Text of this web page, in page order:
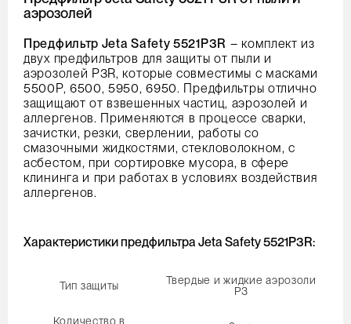
аэрозолей
Предфильтр Jeta Safety 5521P3R – комплект из
двух предфильтров для защиты от пыли и
аэрозолей P3R, которые совместимы с масками
5500P, 6500, 5950, 6950. Предфильтры отлично
защищают от взвешенных частиц, аэрозолей и
аллергенов. Применяются в процессе сварки,
зачистки, резки, сверлении, работы со
смазочными жидкостями, стекловолокном, с
асбестом, при сортировке мусора, в сфере
клининга и при работах в условиях воздействия
аллергенов.
Характеристики предфильтра Jeta Safety 5521P3R:
Тип защиты
Твердые и жидкие аэрозоли
P3
Количество в